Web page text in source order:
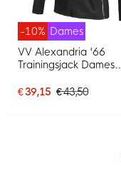
-10% Dames
VV Alexandria '66
Trainingsjack Dames
€ 39,15 € 43,50